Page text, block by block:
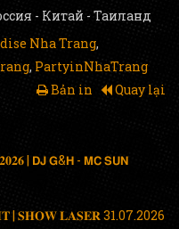
- Китай - Таиланд
Nha Trang,
, PartyinNhaTrang
Bản in
Quay lại
| 𝗗𝗝 𝗚&𝗛 - 𝗠𝗖 𝗦𝗨𝗡
| 𝐒𝐇𝐎𝐖 𝐋𝐀𝐒𝐄𝐑 31.07.2026